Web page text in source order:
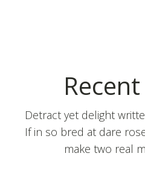
Detract yet delight
If in so bred at dare
make two real